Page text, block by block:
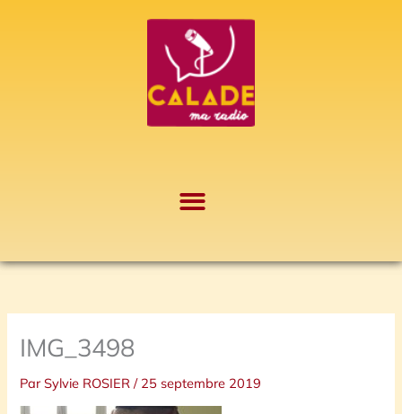
IMG_3498
ParSylvie ROSIER/ 25 septembre 2019